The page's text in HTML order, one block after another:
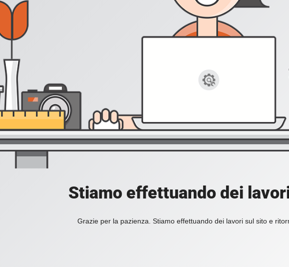
Stiamo effettuando dei
Grazie per la pazienza. Stiamo effettuando dei lavori sul sito e